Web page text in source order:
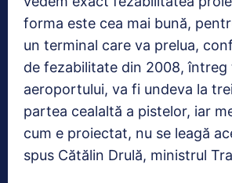
forma este cea mai bună,
un terminal care va prelua,
de fezabilitate din 2008, întreg
aeroportului, va fi undeva la
partea cealaltă a pistelor, iar
cum e proiectat, nu se leagă
spus Cătălin Drulă, ministrul